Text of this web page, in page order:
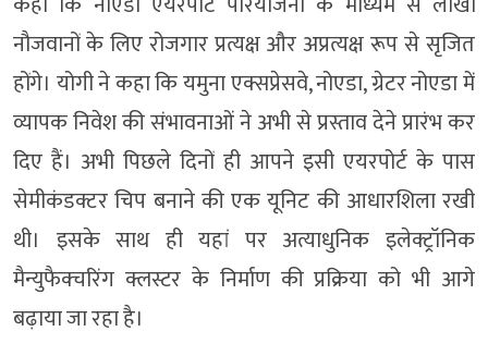
नौजवानों के लिए रोजगार प्रत्यक्ष और अप्रत्यक्ष रूप से सृजित
होंगे। योगी ने कहा कि यमुना एक्सप्रेसवे, नोएडा, ग्रेटर नोएडा में
व्यापक निवेश की संभावनाओं ने अभी से प्रस्ताव देने प्रारंभ कर
दिए हैं। अभी पिछले दिनों ही आपने इसी एयरपोर्ट के पास
सेमीकंडक्टर चिप बनाने की एक यूनिट की आधारशिला रखी
थी। इसके साथ ही यहां पर अत्याधुनिक इलेक्ट्रॉनिक
मैन्युफैक्चरिंग क्लस्टर के निर्माण की प्रक्रिया को भी आगे
बढ़ाया जा रहा है।